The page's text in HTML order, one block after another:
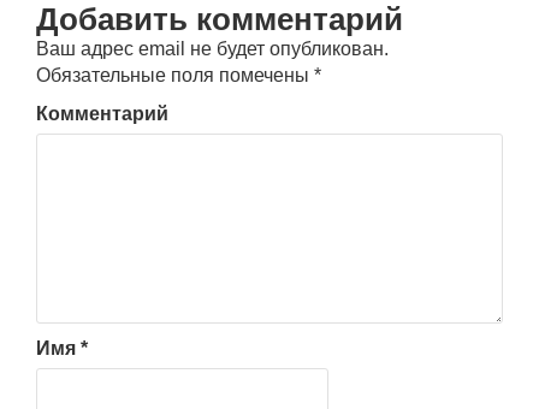
Добавить комментарий
Ваш адрес email не будет опубликован.
Обязательные поля помечены *
Комментарий
Имя *